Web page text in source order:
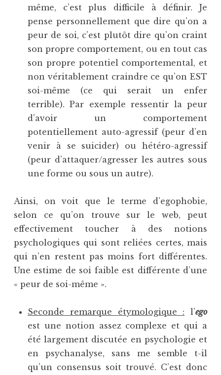
même, c’est plus difficile à définir. Je
pense personnellement que dire qu’on a
peur de soi, c’est plutôt dire qu’on craint
son propre comportement, ou en tout cas
son propre potentiel comportemental, et
non véritablement craindre ce qu’on EST
soi-même (ce qui serait un enfer
terrible). Par exemple ressentir la peur
d’avoir un comportement
potentiellement auto-agressif (peur d’en
venir à se suicider) ou hétéro-agressif
(peur d’attaquer/agresser les autres sous
une forme ou sous un autre).
Ainsi, on voit que le terme d’egophobie,
selon ce qu’on trouve sur le web, peut
effectivement toucher à des notions
psychologiques qui sont reliées certes, mais
qui n’en restent pas moins fort différentes.
Une estime de soi faible est différente d’une
« peur de soi-même ».
Seconde remarque étymologique : l’ego
est une notion assez complexe et qui a
été largement discutée en psychologie et
en psychanalyse, sans me semble t-il
qu’un consensus soit trouvé. C’est donc